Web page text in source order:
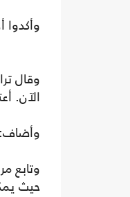
وأكدوا
وقال
الآن.
وأضاف:
وتابع
حيث